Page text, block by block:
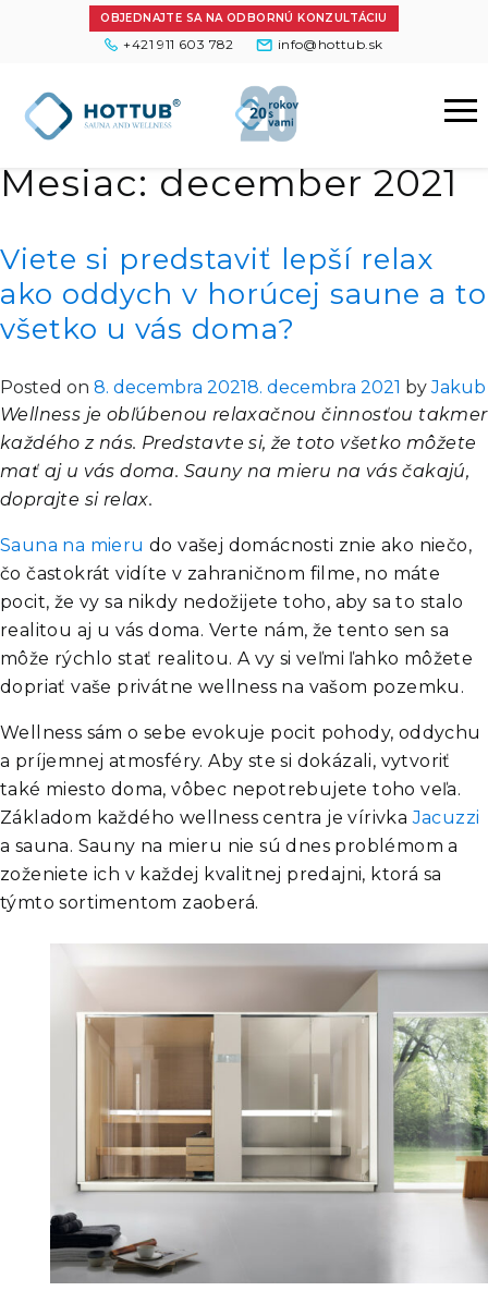
OBJEDNAJTE SA NA ODBORNÚ KONZULTÁCIU
+421 911 603 782 info@hottub.sk
Mesiac: december 2021
Viete si predstaviť lepší relax
ako oddych v horúcej saune a to
všetko u vás doma?
Posted on 8. decembra 20218. decembra 2021 byJakub
Wellness je obľúbenou relaxačnou činnosťou takmer
každého z nás. Predstavte si, že toto všetko môžete
mať aj u vás doma. Sauny na mieru na vás čakajú,
doprajte si relax.
Sauna na mieru do vašej domácnosti znie ako niečo,
čo častokrát vidíte v zahraničnom filme, no máte
pocit, že vy sa nikdy nedožijete toho, aby sa to stalo
realitou aj u vás doma. Verte nám, že tento sen sa
môže rýchlo stať realitou. A vy si veľmi ľahko môžete
dopriať vaše privátne wellness na vašom pozemku.
Wellness sám o sebe evokuje pocit pohody, oddychu
a príjemnej atmosféry. Aby ste si dokázali, vytvoriť
také miesto doma, vôbec nepotrebujete toho veľa.
Základom každého wellness centra je vírivka Jacuzzi
a sauna. Sauny na mieru nie sú dnes problémom a
zoženiete ich v každej kvalitnej predajni, ktorá sa
týmto sortimentom zaoberá.